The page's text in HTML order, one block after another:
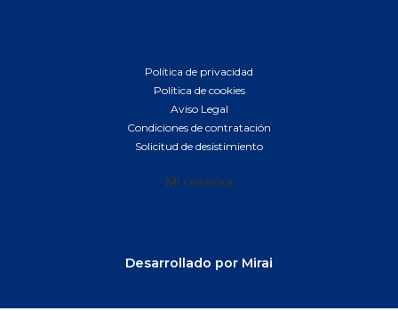
Política de privacidad
Política de cookies
Aviso Legal
Condiciones de contratación
Solicitud de desistimiento
Mi reserva
Desarrollado por Mirai